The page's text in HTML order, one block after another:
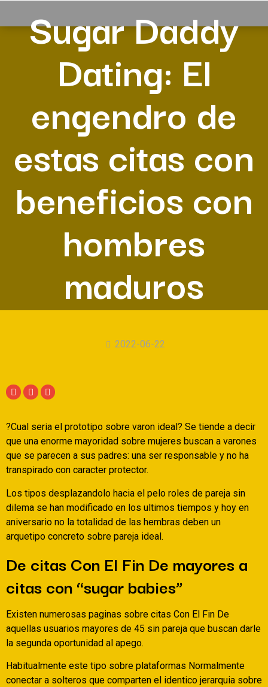
Sugar Daddy
Dating: El
engendro de
estas citas con
beneficios con
hombres
maduros
2022-06-22
?Cual seri­a el prototipo sobre varon ideal? Se tiende a decir
que una enorme mayoridad sobre mujeres buscan a varones
que se parecen a sus padres: una ser responsable y no ha
transpirado con caracter protector.
Los tipos desplazandolo hacia el pelo roles de pareja sin
dilema se han modificado en los ultimos tiempos y hoy en
aniversario no la totalidad de las hembras deben un
arquetipo concreto sobre pareja ideal.
De citas Con El Fin De mayores a
citas con “sugar babies”
Existen numerosas paginas sobre citas Con El Fin De
aquellas usuarios mayores de 45 sin pareja que buscan darle
la segunda oportunidad al apego.
Habitualmente este tipo sobre plataformas Normalmente
conectar a solteros que comparten el identico jerarqui­a sobre